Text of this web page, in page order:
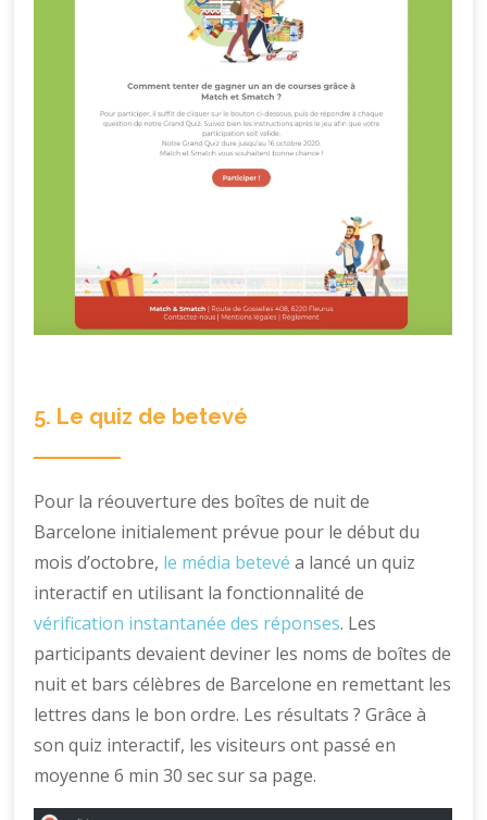
5. Le quiz de betevé
Pour la réouverture des boîtes de nuit de
Barcelone initialement prévue pour le début du
mois d’octobre, le média betevé a lancé un quiz
interactif en utilisant la fonctionnalité de
vérification instantanée des réponses. Les
participants devaient deviner les noms de boîtes de
nuit et bars célèbres de Barcelone en remettant les
lettres dans le bon ordre. Les résultats ? Grâce à
son quiz interactif, les visiteurs ont passé en
moyenne 6 min 30 sec sur sa page.